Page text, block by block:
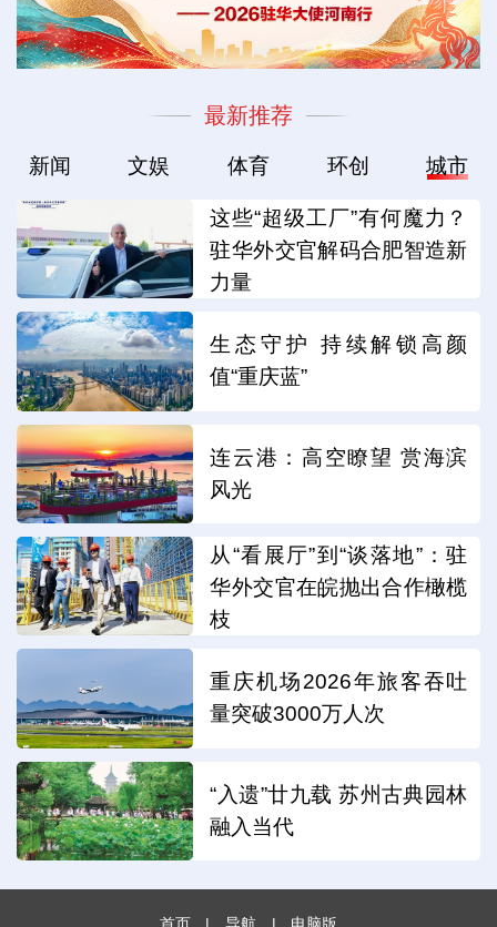
最新推荐
新闻 文娱 体育 环创 城市
这些“超级工厂”有何魔力？
驻华外交官解码合肥智造新
力量
生态守护 持续解锁高颜
值“重庆蓝”
连云港：高空瞭望 赏海滨
风光
从“看展厅”到“谈落地”：驻
华外交官在皖抛出合作橄榄
枝
重庆机场2026年旅客吞吐
量突破3000万人次
“入遗”廿九载 苏州古典园林
融入当代
首页 | 导航 | 电脑版